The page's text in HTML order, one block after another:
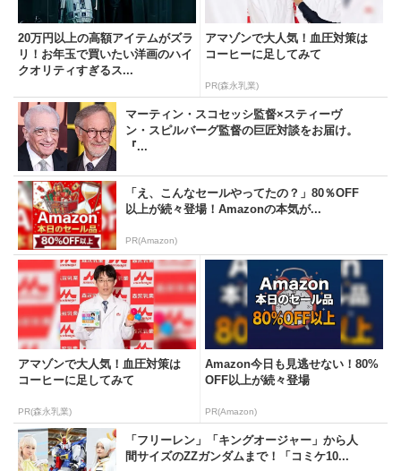
20万円以上の高額アイテムがズラ
リ！お年玉で買いたい洋画のハイ
クオリティすぎるス...
アマゾンで大人気！血圧対策は
コーヒーに足してみて
PR(森永乳業)
マーティン・スコセッシ監督×スティーヴ
ン・スピルバーグ監督の巨匠対談をお届け。
『...
「え、こんなセールやってたの？」80％OFF
以上が続々登場！Amazonの本気が...
PR(Amazon)
アマゾンで大人気！血圧対策は
コーヒーに足してみて
PR(森永乳業)
Amazon今日も見逃せない！80%
OFF以上が続々登場
PR(Amazon)
「フリーレン」「キングオージャー」から人
間サイズのZZガンダムまで！「コミケ10...